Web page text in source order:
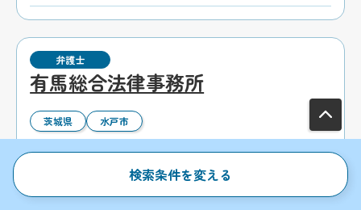
弁護士
有馬総合法律事務所
茨城県 水戸市
所在地
検索条件を変える